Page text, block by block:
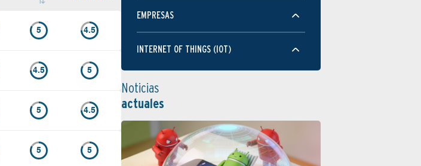
5 4.5
4.5 5
5 4.5
5 5
EMPRESAS
INTERNET OF THINGS (IOT)
Noticias
actuales